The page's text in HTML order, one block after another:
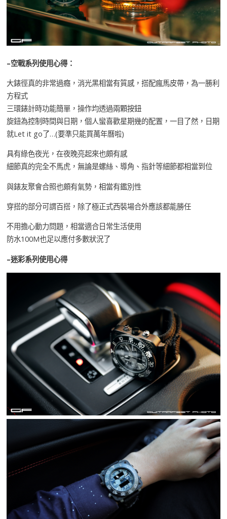
–空戰系列使用心得：
大錶徑真的非常過癮，消光黑相當有質感，搭配瘋馬皮帶，為一勝利
方程式
三環錶計時功能簡單，操作均透過兩顆按鈕
旋鈕為控制時間與日期，個人蠻喜歡星期幾的配置，一目了然，日期
就Let it go了…(要準只能買萬年曆啦)
具有綠色夜光，在夜晚亮起來也頗有感
細節真的完全不馬虎，無論是螺絲、導角、指針等細節都相當到位
與錶友聚會合照也頗有氣勢，相當有鑑別性
穿搭的部分可謂百搭，除了極正式西裝場合外應該都能勝任
不用擔心動力問題，相當適合日常生活使用
防水100M也足以應付多數狀況了
–迷彩系列使用心得